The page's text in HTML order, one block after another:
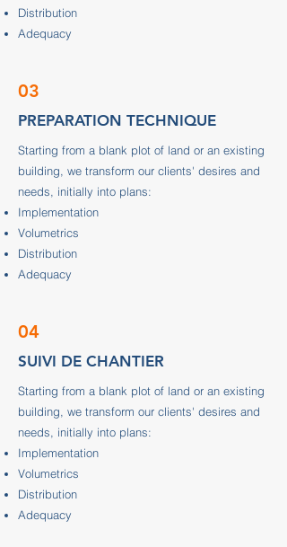
Distribution
Adequacy
03
PREPARATION TECHNIQUE
Starting from a blank plot of land or an existing
building, we transform our clients' desires and
needs, initially into plans:
Implementation
Volumetrics
Distribution
Adequacy
04
SUIVI DE CHANTIER
Starting from a blank plot of land or an existing
building, we transform our clients' desires and
needs, initially into plans:
Implementation
Volumetrics
Distribution
Adequacy